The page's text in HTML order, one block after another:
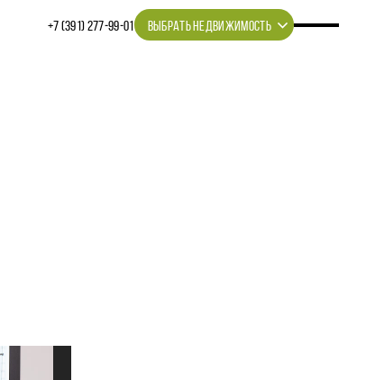
+7 (391) 277‒99‒01 ВЫБРАТЬ НЕДВИЖИМОСТЬ